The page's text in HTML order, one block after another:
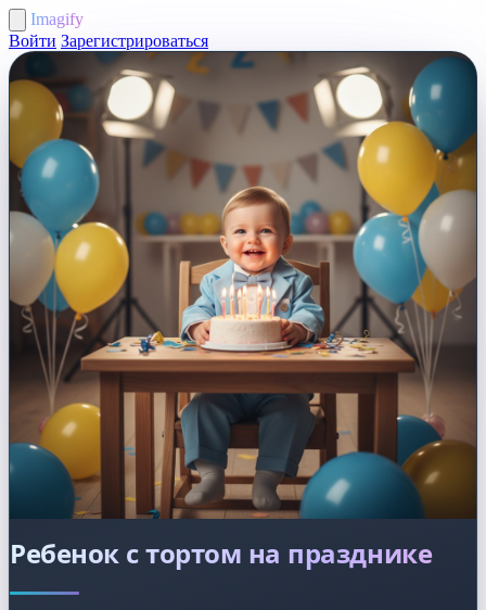
Imagify
Войти Зарегистрироваться
Ребенок с тортом на празднике